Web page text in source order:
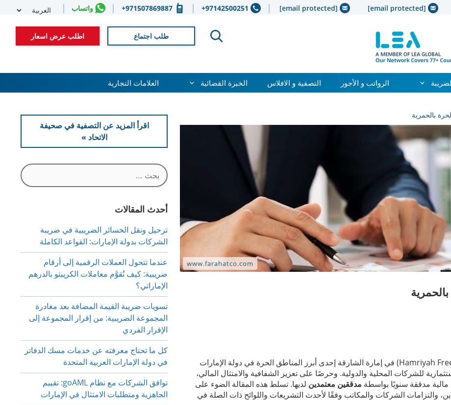
[email protected]
[email protected]
97142500251+
971507869887+ واتساب
طلب اجتماع
اطلب عرض اسعار
الرواتب و الأجور التصفية و الافلاس الخبرة القضائية العلامات التجارية
بالحمرية
تُعد المنطقة الحرة بالحمرية (Hamriyah Free Zone Authority – HFZA) في إمارة الشارقة إحدى أبرز المناطق الحرة في دولة الإمارات
للشركات المحلية والدولية. وحرصًا على تعزيز الشفافية والامتثال المالي،
مدققة سنويًا بواسطة مدققين معتمدين لديها. تسلط هذه المقالة الضوء على
والتزامات الشركات والمكاتب وفقًا لأحدث التشريعات واللوائح ذات الصلة في
اقرأ المزيد عن التصفية في صحيفة
الاتحاد »
البحث
عن:
أحدث المقالات
ترحيل ونقل الخسائر الضريبية في ضريبة
الشركات بدولة الإمارات: القواعد الكاملة
عندما تتحول العملات الرقمية إلى أرقام
ضريبية: كيف تُقوَّم معاملات الكريبتو بالدرهم
الإماراتي؟
تسويات ضريبة القيمة المضافة بعد مغادرة
المجموعة الضريبية: من إقرار المجموعة إلى
الإقرار الفردي
كل ما تحتاج معرفته عن خدمات مسك الدفاتر
في دولة الإمارات العربية المتحدة
توافق الشركات مع نظام goAML: تقييم
الجاهزية ومتطلبات الامتثال في الإمارات